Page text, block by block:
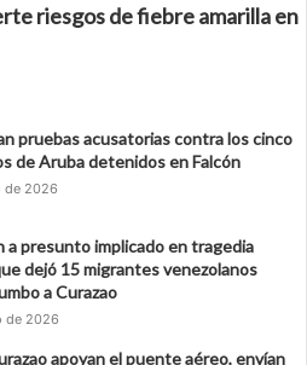
riesgos de fiebre amarilla en
pruebas acusatorias contra los cinco
de Aruba detenidos en Falcón
de 2026
a presunto implicado en tragedia
dejó 15 migrantes venezolanos
a Curazao
de 2026
apoyan el puente aéreo, envían